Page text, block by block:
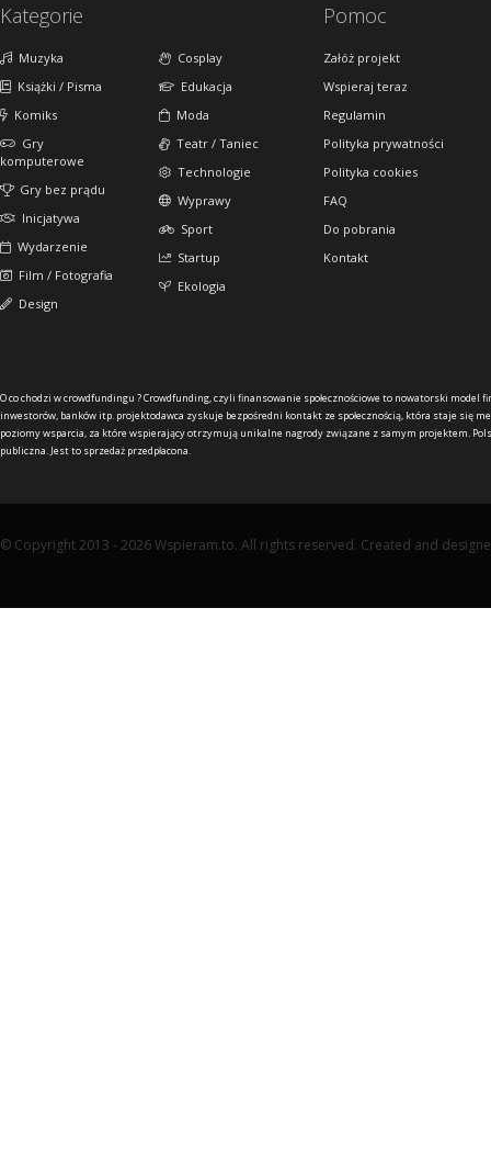
Kategorie
Muzyka
Książki / Pisma
Komiks
Gry
komputerowe
Gry bez prądu
Inicjatywa
Wydarzenie
Film / Fotografia
Design
Cosplay
Edukacja
Moda
Teatr / Taniec
Technologie
Wyprawy
Sport
Startup
Ekologia
Pomoc
Załóż projekt
Wspieraj teraz
Regulamin
Polityka prywatności
Polityka cookies
FAQ
Do pobrania
Kontakt
O co chodzi w crowdfundingu ?Crowdfunding, czyli finansowanie społecznościowe to nowatorski model
inwestorów, banków itp. projektodawca zyskuje bezpośredni kontakt ze społecznością, która staje się
poziomy wsparcia, za które wspierający otrzymują unikalne nagrody związane z samym projektem.
publiczna. Jest to sprzedaż przedpłacona.
© Copyright 2013 - 2026 Wspieram.to. All rights reserved. Created and